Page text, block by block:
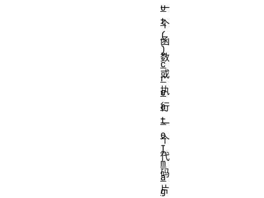
一
个
函
数
或
执
行
一
个
代
码
片
u
t
(
)
c
r
e
a
t
e
I
m
a
g